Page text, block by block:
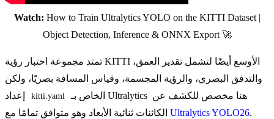
Watch: How to Train Ultralytics YOLO on the KITTI Dataset |
Object Detection, Inference & ONNX Export 🚀
تمتد مجموعة اختبار رؤية KITTI الأوسع أيضًا لتشمل تقدير العمق،
والتدفق البصري، والرؤية المجسمة، وقياس المسافة بصريًا، ولكن
kitti.yaml
Ultralytics YOLO26.